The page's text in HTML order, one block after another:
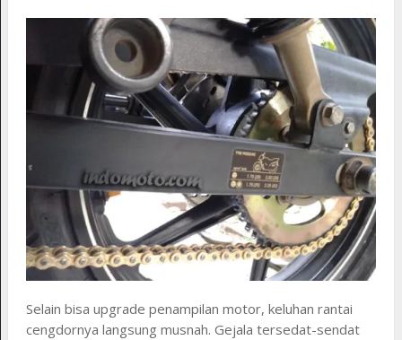
Selain bisa upgrade penampilan motor, keluhan rantai
cengdornya langsung musnah. Gejala tersedat-sendat